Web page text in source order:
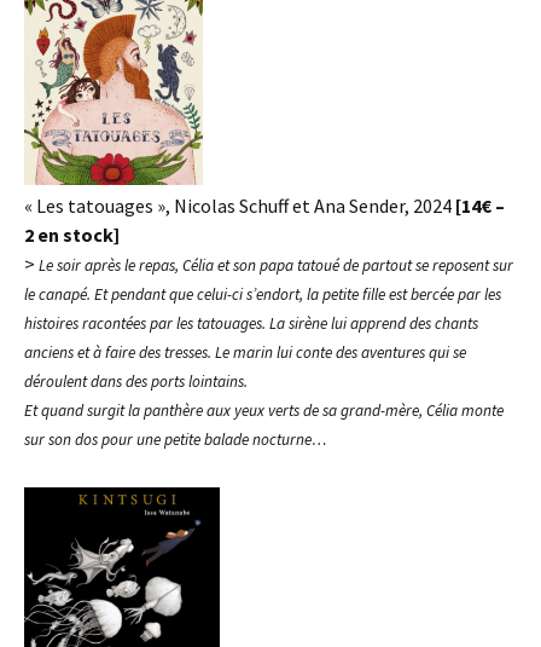
« Les tatouages », Nicolas Schuff et Ana Sender, 2024 [14€ –
2 en stock]
> Le soir après le repas, Célia et son papa tatoué de partout se reposent sur
le canapé. Et pendant que celui-ci s’endort, la petite fille est bercée par les
histoires racontées par les tatouages. La sirène lui apprend des chants
anciens et à faire des tresses. Le marin lui conte des aventures qui se
déroulent dans des ports lointains.
Et quand surgit la panthère aux yeux verts de sa grand-mère, Célia monte
sur son dos pour une petite balade nocturne…